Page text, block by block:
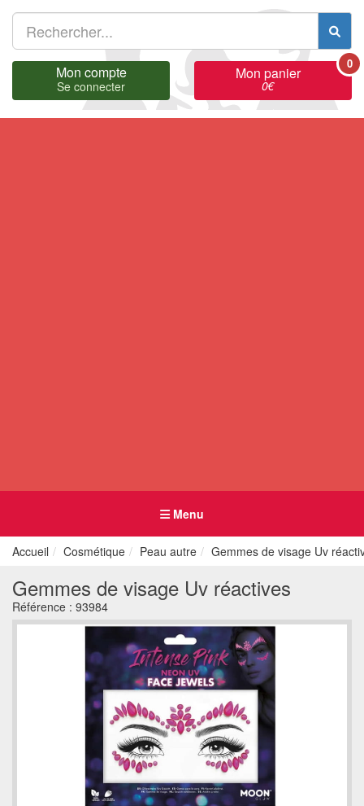
Mon compte
Se connecter
Mon panier
0€
0
Menu
Accueil Cosmétique Peau autre Gemmes de visage Uv
Gemmes de visage Uv réactives
Référence : 93984